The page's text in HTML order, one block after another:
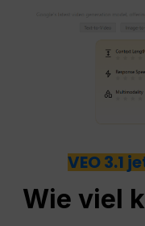
VEO 3.1
Wie viel